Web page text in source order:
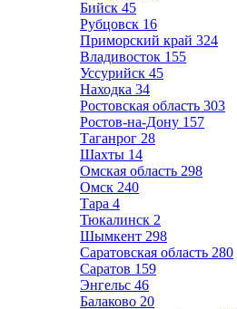
Бийск 45
Рубцовск 16
Приморский край 324
Владивосток 155
Уссурийск 45
Находка 34
Ростовская область 303
Ростов-на-Дону 157
Таганрог 28
Шахты 14
Омская область 298
Омск 240
Тара 4
Тюкалинск 2
Шымкент 298
Саратовская область 280
Саратов 159
Энгельс 46
Балаково 20